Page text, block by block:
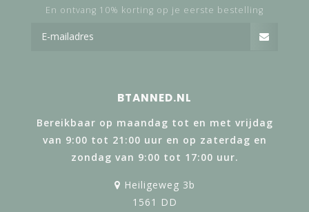
En ontvang 10% korting op je eerste bestelling
BTANNED.NL
Bereikbaar op maandag tot en met vrijdag
van 9:00 tot 21:00 uur en op zaterdag en
zondag van 9:00 tot 17:00 uur.
Heiligeweg 3b
1561 DD